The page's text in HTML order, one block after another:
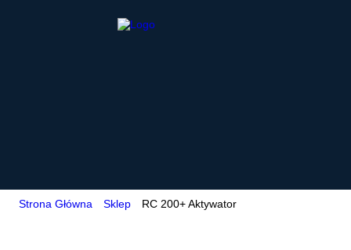
Strona Główna Sklep RC 200+ Aktywator